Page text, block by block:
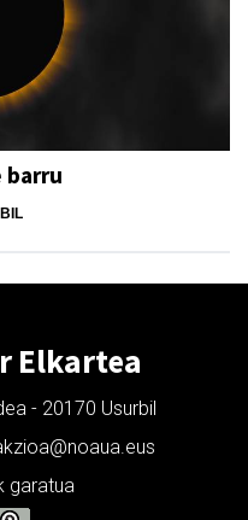
barru
Elkartea
- 20170 Usurbil
garatua